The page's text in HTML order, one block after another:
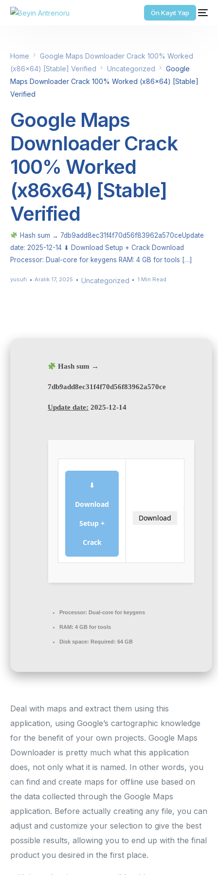
Ön Kayıt Yap
Home
Google Maps Downloader Crack 100% Worked
(x86x64) [Stable] Verified
Uncategorized
Google
Maps Downloader Crack 100% Worked (x86x64) [Stable]
Verified
Google Maps
Downloader Crack
100% Worked
(x86x64) [Stable]
Verified
Hash sum → 7db9add8ec31f4f70d56f83962a570ceUpdate
date: 2025-12-14 ⬇ Download Setup + Crack Download
Processor: Dual-core for keygens RAM: 4 GB for tools […]
yusufi Aralık 17, 2025 Uncategorized 1 Min Read
Hash sum →
7db9add8ec31f4f70d56f83962a570ce
Update date: 2025-12-14
⬇
Download
Setup +
Crack
Download
Processor: Dual-core for keygens
RAM: 4 GB for tools
Disk space: Required: 64 GB
Deal with maps and extract them using this
application, using Google’s cartographic knowledge
for the benefit of your own projects. Google Maps
Downloader is pretty much what this application
does, not only what it is named. In other words, you
can find and create maps for offline use based on
the data collected through the Google Maps
application. Before actually creating any file, you can
adjust and customize your selection to give the best
possible results, allowing you to end up with the final
product you desired in the first place.